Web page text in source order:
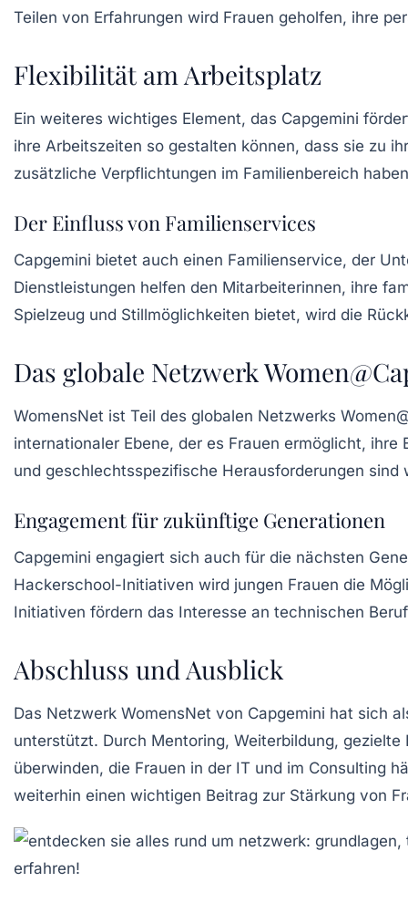
Teilen von Erfahrungen wird Frauen geholfen, ihre
Flexibilität am Arbeitsplatz
Ein weiteres wichtiges Element, das Capgemini
ihre Arbeitszeiten so gestalten können, dass sie zu
zusätzliche Verpflichtungen im Familienbereich
Der Einfluss von Familienservices
Capgemini bietet auch einen Familienservice, der
Dienstleistungen helfen den Mitarbeiterinnen, ihre
Spielzeug und Stillmöglichkeiten bietet, wird die
Das globale Netzwerk
WomensNet ist Teil des globalen Netzwerks
internationaler Ebene, der es Frauen ermöglicht,
und geschlechtsspezifische Herausforderungen
Engagement für zukünftige Generationen
Capgemini engagiert sich auch für die nächsten
Hackerschool-Initiativen wird jungen Frauen die
Initiativen fördern das Interesse an technischen
Abschluss und Ausblick
Das Netzwerk WomensNet von Capgemini hat sich
unterstützt. Durch Mentoring, Weiterbildung,
überwinden, die Frauen in der IT und im Consulting
weiterhin einen wichtigen Beitrag zur Stärkung von